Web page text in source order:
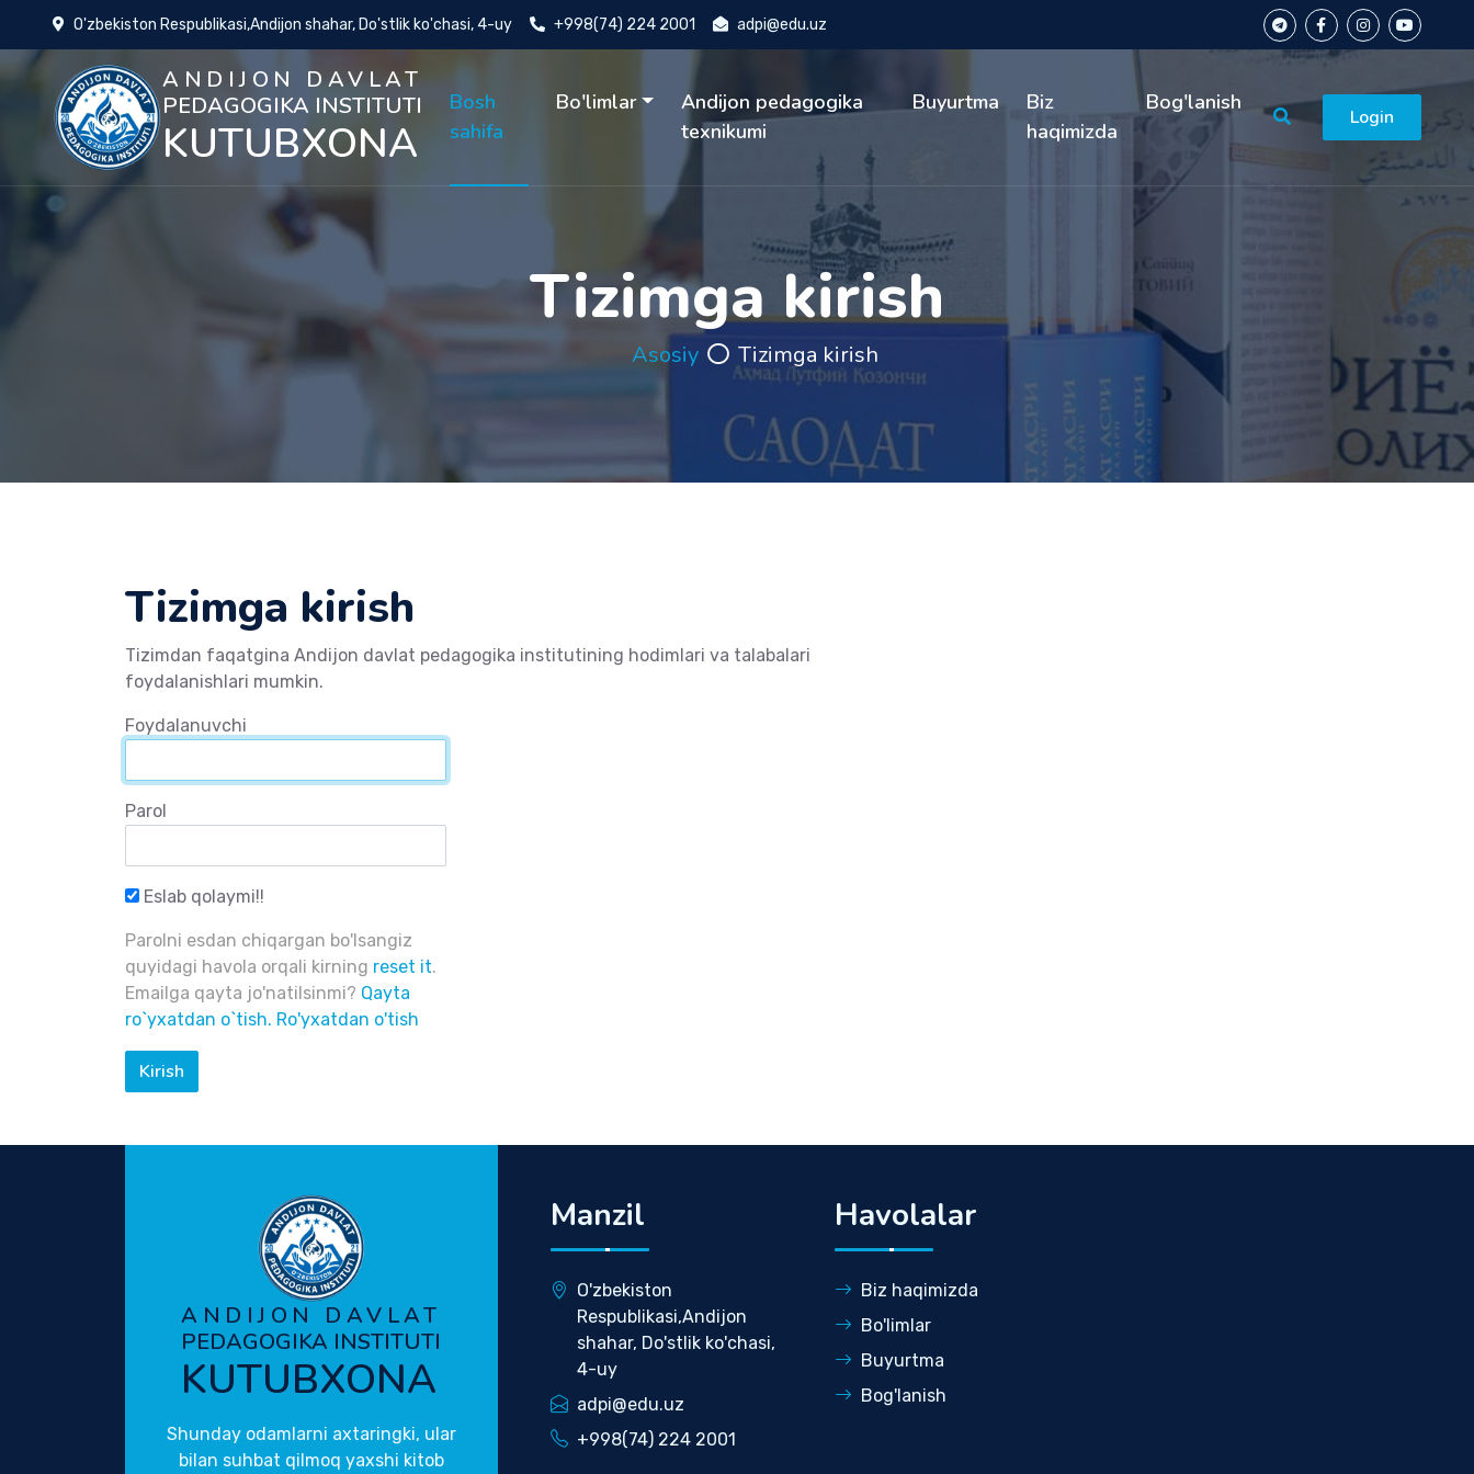
O'zbekiston Respublikasi,Andijon shahar, Do'stlik ko'chasi, 4-uy +998(74) 224 2001 adpi@edu.uz
ANDIJON DAVLAT
PEDAGOGIKA INSTITUTI
KUTUBXONA
Bosh
sahifa
Bo'limlar
Andijon pedagogika
texnikumi
Buyurtma
Biz
haqimizda
Bog'lanish
Login
Tizimga kirish
Asosiy Tizimga kirish
Tizimga kirish
Tizimdan faqatgina Andijon davlat pedagogika institutining hodimlari va talabalari
foydalanishlari mumkin.
Foydalanuvchi
Parol
Eslab qolaymi!!
Parolni esdan chiqargan bo'lsangiz
quyidagi havola orqali kirning reset it.
Emailga qayta jo'natilsinmi? Qayta
ro`yxatdan o`tish. Ro'yxatdan o'tish
Kirish
ANDIJON DAVLAT
PEDAGOGIKA INSTITUTI
KUTUBXONA
Shunday odamlarni axtaringki, ular
bilan suhbat qilmoq yaxshi kitob
Manzil
O'zbekiston
Respublikasi,Andijon
shahar, Do'stlik ko'chasi,
4-uy
adpi@edu.uz
+998(74) 224 2001
Havolalar
Biz haqimizda
Bo'limlar
Buyurtma
Bog'lanish